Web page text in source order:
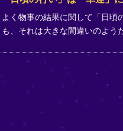
よく物事の結果に関して「日
も、それは大きな間違いのよう